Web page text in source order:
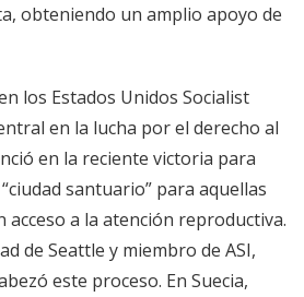
obteniendo un amplio apoyo de
los Estados Unidos Socialist
en la lucha por el derecho al
en la reciente victoria para
santuario” para aquellas
acceso a la atención reproductiva.
de Seattle y miembro de ASI,
este proceso. En Suecia,